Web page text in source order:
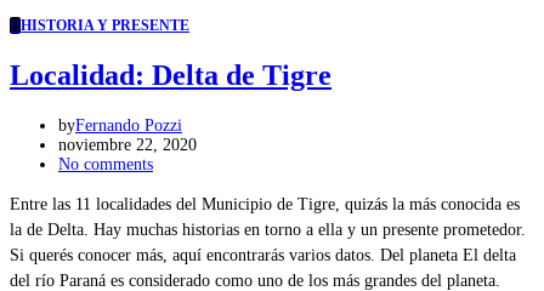
HHISTORIA Y PRESENTE
Localidad: Delta de Tigre
byFernando Pozzi
noviembre 22, 2020
No comments
Entre las 11 localidades del Municipio de Tigre, quizás la más conocida es
la de Delta. Hay muchas historias en torno a ella y un presente prometedor.
Si querés conocer más, aquí encontrarás varios datos. Del planeta El delta
del río Paraná es considerado como uno de los más grandes del planeta.